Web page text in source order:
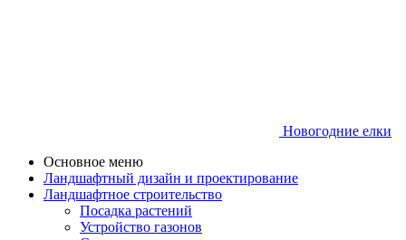
Новогодние елки
Основное меню
Ландшафтный дизайн и проектирование
Ландшафтное строительство
Посадка растений
Устройство газонов